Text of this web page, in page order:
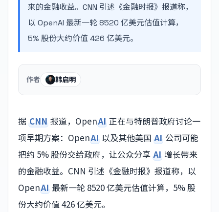
来的金融收益。CNN 引述《金融时报》报道称，
以 OpenAI 最新一轮 8520 亿美元估值计算，
5% 股份大约价值 426 亿美元。
作者 韩启明
据 CNN 报道，OpenAI 正在与特朗普政府讨论一
项早期方案：OpenAI 以及其他美国 AI 公司可能
把约 5% 股份交给政府，让公众分享 AI 增长带来
的金融收益。CNN 引述《金融时报》报道称，以
OpenAI 最新一轮 8520 亿美元估值计算，5% 股
份大约价值 426 亿美元。